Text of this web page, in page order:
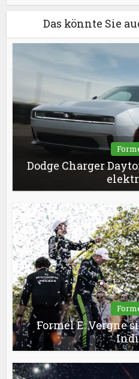
Das könnte Sie
Dodge Charger
Formel E: Vergne